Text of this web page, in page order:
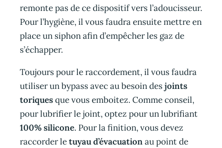
remonte pas de ce dispositif vers l’adoucisseur.
Pour l’hygiène, il vous faudra ensuite mettre en
place un siphon afin d’empêcher les gaz de
s’échapper.
Toujours pour le raccordement, il vous faudra
utiliser un bypass avec au besoin desjoints
toriquesque vous emboitez. Comme conseil,
pour lubrifier le joint, optez pour un lubrifiant
100% silicone. Pour la finition, vous devez
raccorder letuyau d’évacuationau point de